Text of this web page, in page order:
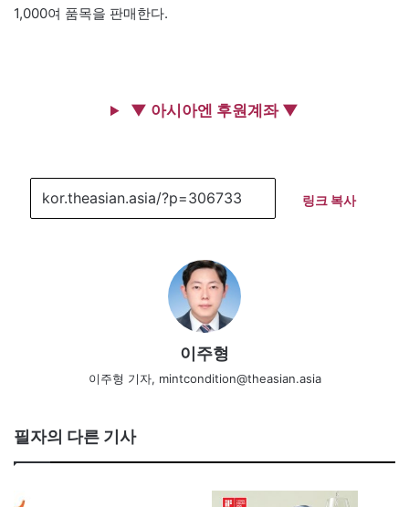
1,000여 품목을 판매한다.
▼ 아시아엔 후원계좌 ▼
링크 복사
이주형
이주형 기자, mintcondition@theasian.asia
필자의 다른 기사